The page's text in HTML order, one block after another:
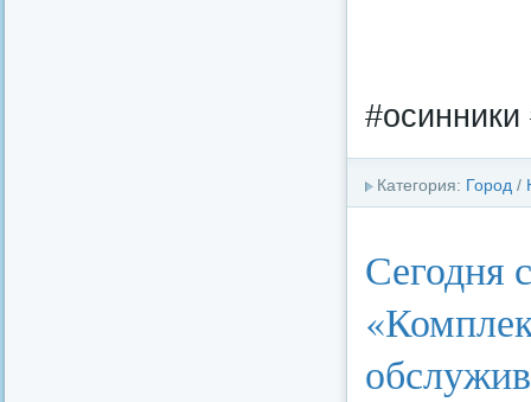
#осинники
Категория: Город /
Сегодня